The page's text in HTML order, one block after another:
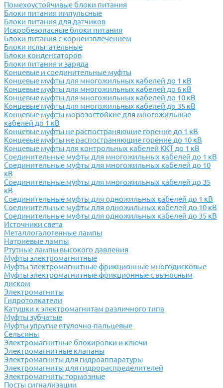
Помехоустойчивые блоки питания
Блоки питания импульсные
Блоки питания для датчиков
Искробезопасные блоки питания
Блоки питания с корнеизвлечением
Блоки испытательные
Блоки конденсаторов
Блоки питания и заряда
Концевые и соединительные муфты
Концевые муфты для многожильных кабелей до 1 кВ
Концевые муфты для многожильных кабелей до 6 кВ
Концевые муфты для многожильных кабелей до 10 кВ
Концевые муфты для многожильных кабелей до 35 кВ
Концевые муфты морозостойкие для многожильные
кабелей до 1 кВ
Концевые муфты не распостраняющие горение до 1 кВ
Концевые муфты не распостраняющие горение до 10 кВ
Концевые муфты для контрольных кабелей ККТ до 1 кВ
Соединительные муфты для многожильных кабелей до 1 кВ
Соединительные муфты для многожильных кабелей до 10
кВ
Соединительные муфты для многожильных кабелей до 35
кВ
Соединительные муфты для одножильных кабелей до 1 кВ
Соединительные муфты для одножильных кабелей до 10 кВ
Соединительные муфты для одножильных кабелей до 35 кВ
Источники света
Металлогалогенные лампы
Натриевые лампы
Ртутные лампы высокого давления
Муфты электромагнитные
Муфты электромагнитные фрикционные многодисковые
Муфты электромагнитные фрикционные с выносным
диском
Электромагниты
Гидротолкатели
Катушки к электромагнитам различного типа
Муфты зубчатые
Муфты упругие втулочно-пальцевые
Сельсины
Электромагнитные блокировки и ключи
Электромагнитные клапаны
Электромагниты для гидроаппаратуры
Электромагниты для гидрораспределителей
Электромагниты тормозные
Посты сигнализации